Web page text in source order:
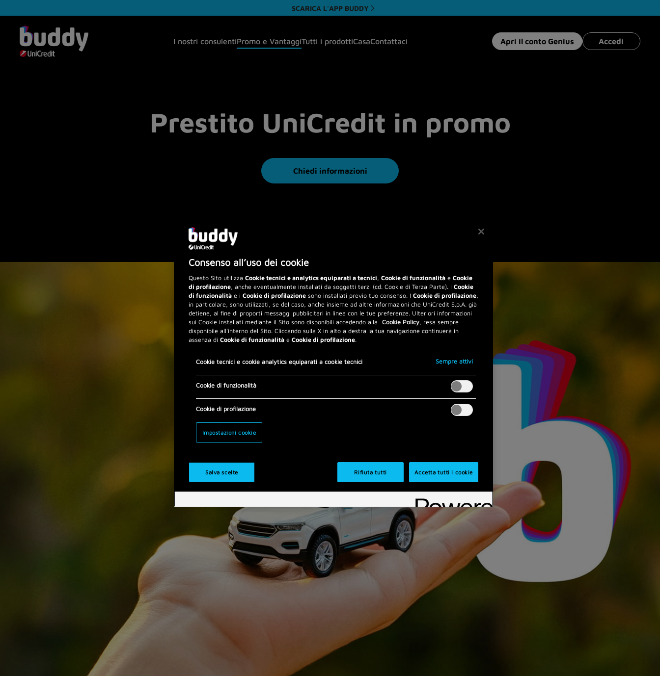
SCARICA L'APP BUDDY
I nostri consulentiPromo e VantaggiTutti i prodottiCasaContattaci Apri il conto Genius Accedi
Prestito UniCredit in promo
Chiedi informazioni
Consenso all’uso dei cookie
Questo Sito utilizza Cookie tecnici e analytics equiparati a tecnici, Cookie di funzionalità e Cookie
di profilazione, anche eventualmente installati da soggetti terzi (cd. Cookie di Terza Parte). I Cookie
di funzionalità e i Cookie di profilazione sono installati previo tuo consenso. I Cookie di profilazione,
in particolare, sono utilizzati, se del caso, anche insieme ad altre informazioni che UniCredit S.p.A. già
detiene, al fine di proporti messaggi pubblicitari in linea con le tue preferenze. Ulteriori informazioni
sui Cookie installati mediante il Sito sono disponibili accedendo alla
Cookie Policy, resa sempre
disponibile all’interno del Sito. Cliccando sulla X in alto a destra la tua navigazione continuerà in
assenza di Cookie di funzionalità e Cookie di profilazione.
Cookie tecnici e cookie analytics equiparati a cookie tecnici Sempre attivi
Cookie di funzionalità
Cookie di profilazione
Impostazioni cookie
Salva scelte Rifiuta tutti Accetta tutti i cookie